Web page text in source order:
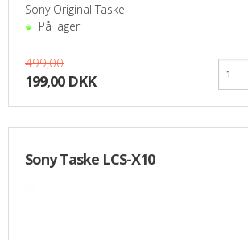
Sony Original Taske
På lager
499,00
199,00 DKK
Sony Taske LCS-X10